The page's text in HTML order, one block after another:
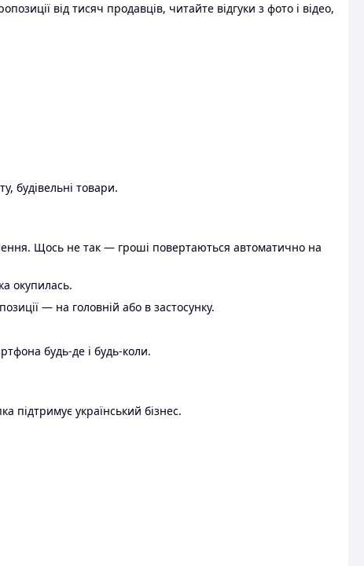
від тисяч продавців, читайте відгуки з фото і відео,
будівельні товари.
Щось не так — гроші повертаються автоматично на
окупилась.
— на головній або в застосунку.
будь-де і будь-коли.
підтримує український бізнес.